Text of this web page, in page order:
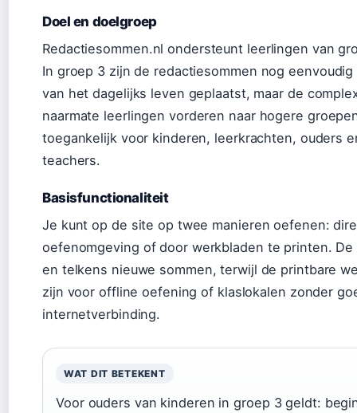
Doel en doelgroep
Redactiesommen.nl ondersteunt leerlingen van
In groep 3 zijn de redactiesommen nog
van het dagelijks leven geplaatst, maar de
naarmate leerlingen vorderen naar hogere
toegankelijk voor kinderen, leerkrachten, ouders
teachers.
Basisfunctionaliteit
Je kunt op de site op twee manieren oefenen:
oefenomgeving of door werkbladen te printen.
en telkens nieuwe sommen, terwijl de printbare
zijn voor offline oefening of klaslokalen zonder
internetverbinding.
WAT DIT BETEKENT
Voor ouders van kinderen in groep 3 geldt: